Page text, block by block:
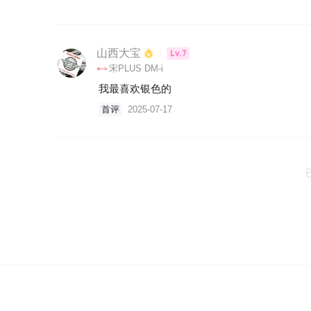
山西大宝 Lv.7
宋PLUS DM-i
我最喜欢银色的
首评 2025-07-17